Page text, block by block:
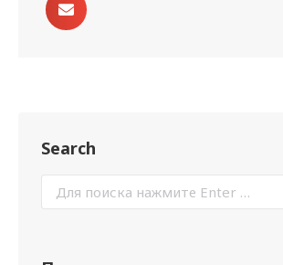
Search